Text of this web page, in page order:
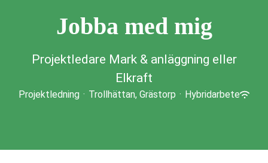
Jobba med mig
Projektledare Mark & anläggning eller
Elkraft
Projektledning · Trollhättan, Grästorp · Hybridarbete